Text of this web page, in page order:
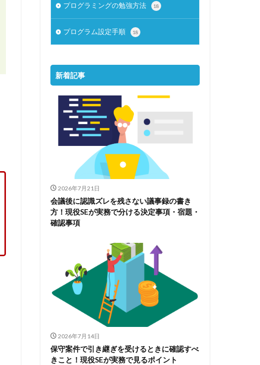
プログラミングの勉強方法 18
プログラム設定手順 18
新着記事
2026年7月21日
会議後に認識ズレを残さない議事録の書き
方！現役SEが実務で分ける決定事項・宿題・
確認事項
2026年7月14日
保守案件で引き継ぎを受けるときに確認すべ
きこと！現役SEが実務で見るポイント